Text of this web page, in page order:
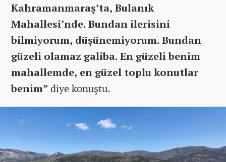
Kahramanmaraş’ta, Bulanık
Mahallesi’nde. Bundan ilerisini
bilmiyorum, düşünemiyorum. Bundan
güzeli olamaz galiba. En güzeli benim
mahallemde, en güzel toplu konutlar
benim” diye konuştu.